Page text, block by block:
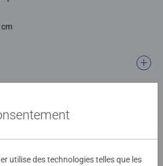
cm
réelle. Le nombre et la taille des
permettre aux enfants dès 5 ans
dans l'univers de leurs héros
utilise des technologies telles que les